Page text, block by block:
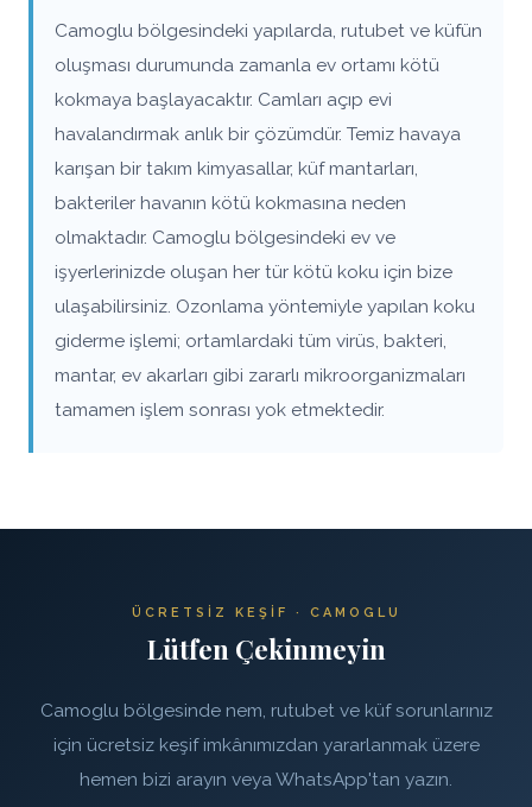
Camoglu bölgesindeki yapılarda, rutubet ve küfün
oluşması durumunda zamanla ev ortamı kötü
kokmaya başlayacaktır. Camları açıp evi
havalandırmak anlık bir çözümdür. Temiz havaya
karışan bir takım kimyasallar, küf mantarları,
bakteriler havanın kötü kokmasına neden
olmaktadır. Camoglu bölgesindeki ev ve
işyerlerinizde oluşan her tür kötü koku için bize
ulaşabilirsiniz. Ozonlama yöntemiyle yapılan koku
giderme işlemi; ortamlardaki tüm virüs, bakteri,
mantar, ev akarları gibi zararlı mikroorganizmaları
tamamen işlem sonrası yok etmektedir.
ÜCRETSIZ KEŞIF · CAMOGLU
Lütfen Çekinmeyin
Camoglu bölgesinde nem, rutubet ve küf sorunlarınız
için ücretsiz keşif imkânımızdan yararlanmak üzere
hemen bizi arayın veya WhatsApp'tan yazın.